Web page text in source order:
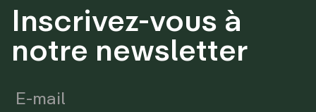
Inscrivez-vous à
notre newsletter